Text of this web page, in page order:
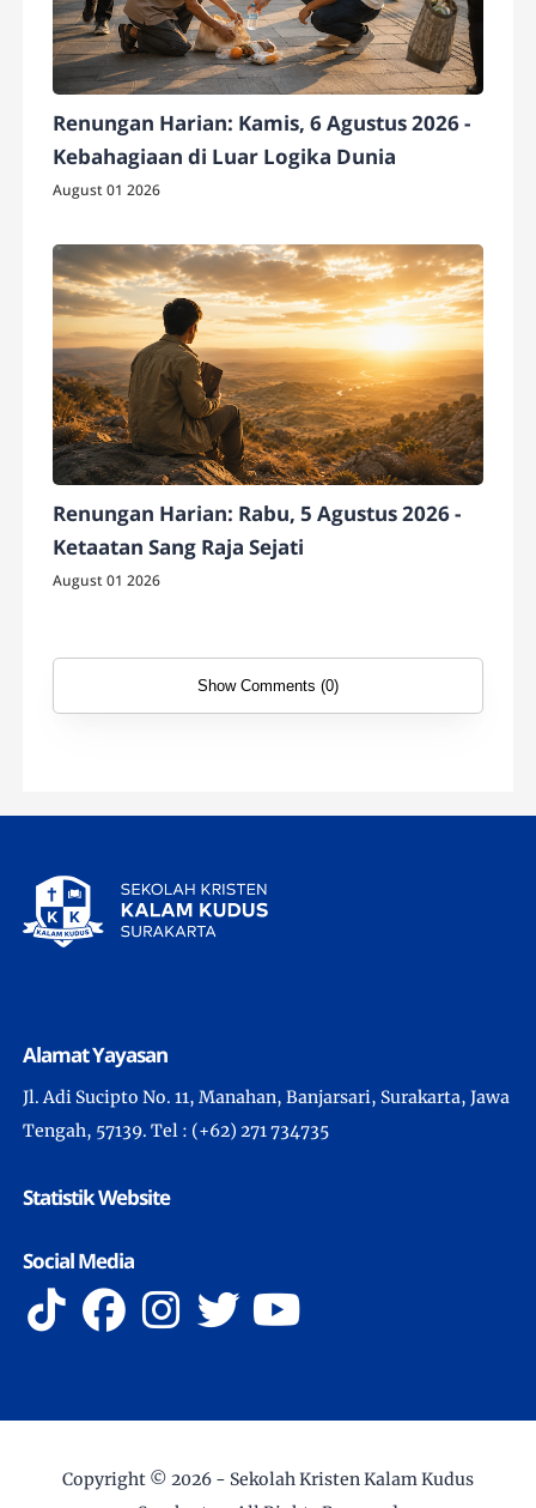
Renungan Harian: Kamis, 6 Agustus 2026 -
Kebahagiaan di Luar Logika Dunia
August 01 2026
Renungan Harian: Rabu, 5 Agustus 2026 -
Ketaatan Sang Raja Sejati
August 01 2026
Show Comments (0)
Alamat Yayasan
Jl. Adi Sucipto No. 11, Manahan, Banjarsari, Surakarta, Jawa
Tengah, 57139. Tel : (+62) 271 734735
Statistik Website
Social Media
Copyright © 2026 - Sekolah Kristen Kalam Kudus